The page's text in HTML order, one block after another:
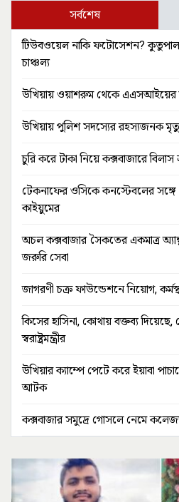
সর্বশেষ
টিউবওয়েল নাকি ফটোসেশন?
চাঞ্চল্য
উখিয়ায় ওয়াশরুম থেকে এএসআইয়ের
উখিয়ায় পুলিশ সদস্যের রহস্যজনক
চুরি করে টাকা নিয়ে কক্সবাজারে
টেকনাফের ওসিকে কনস্টেবলের
কাইয়ুমের
অচল কক্সবাজার সৈকতের একমাত্র
জরুরি সেবা
জাগরণী চক্র ফাউন্ডেশনে নিয়োগ,
কিসের হাসিনা, কোথায় বক্তব্য দিয়েছে,
স্বরাষ্ট্রমন্ত্রীর
উখিয়ার ক্যাম্পে পেটে করে ইয়াবা
আটক
কক্সবাজার সমুদ্রে গোসলে নেমে